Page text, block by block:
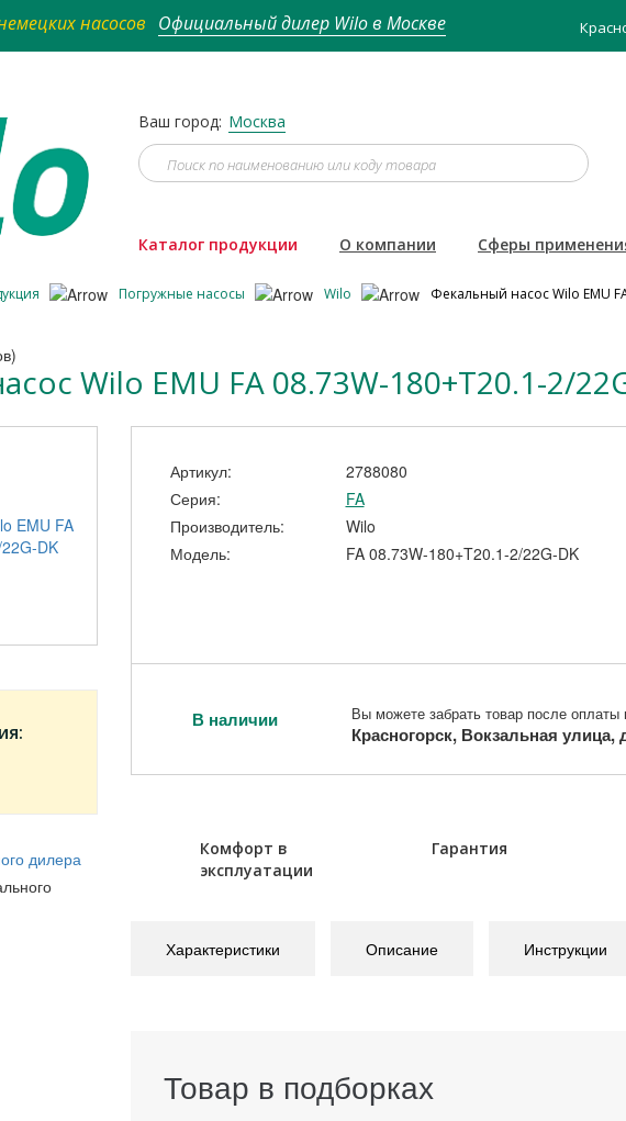
насосов Официальный дилер Wilo в Москве
Ваш город: Москва
Каталог продукции О компании Сферы
Погружные насосы Wilo Фекальный насос Wilo EMU
Wilo EMU FA 08.73W-180+T20.1-2/
Артикул:
2788080
Серия:
FA
Производитель:
Wilo
Модель:
FA 08.73W-180+T20.1-2/22G-DK
В наличии Вы можете забрать товар после оплаты
Красногорск, Вокзальная
Комфорт в
эксплуатации
Гарантия
Характеристики Описание Инструкции
Товар в подборках